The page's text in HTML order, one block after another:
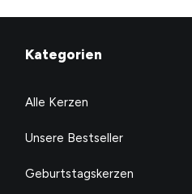
Kategorien
Alle Kerzen
Unsere Bestseller
Geburtstagskerzen